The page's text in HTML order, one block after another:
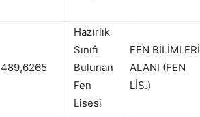
489,6265
Hazırlık
Sınıfı
Bulunan
Fen
Lisesi
FEN BİLİMLERİ
ALANI (FEN
LİS.)